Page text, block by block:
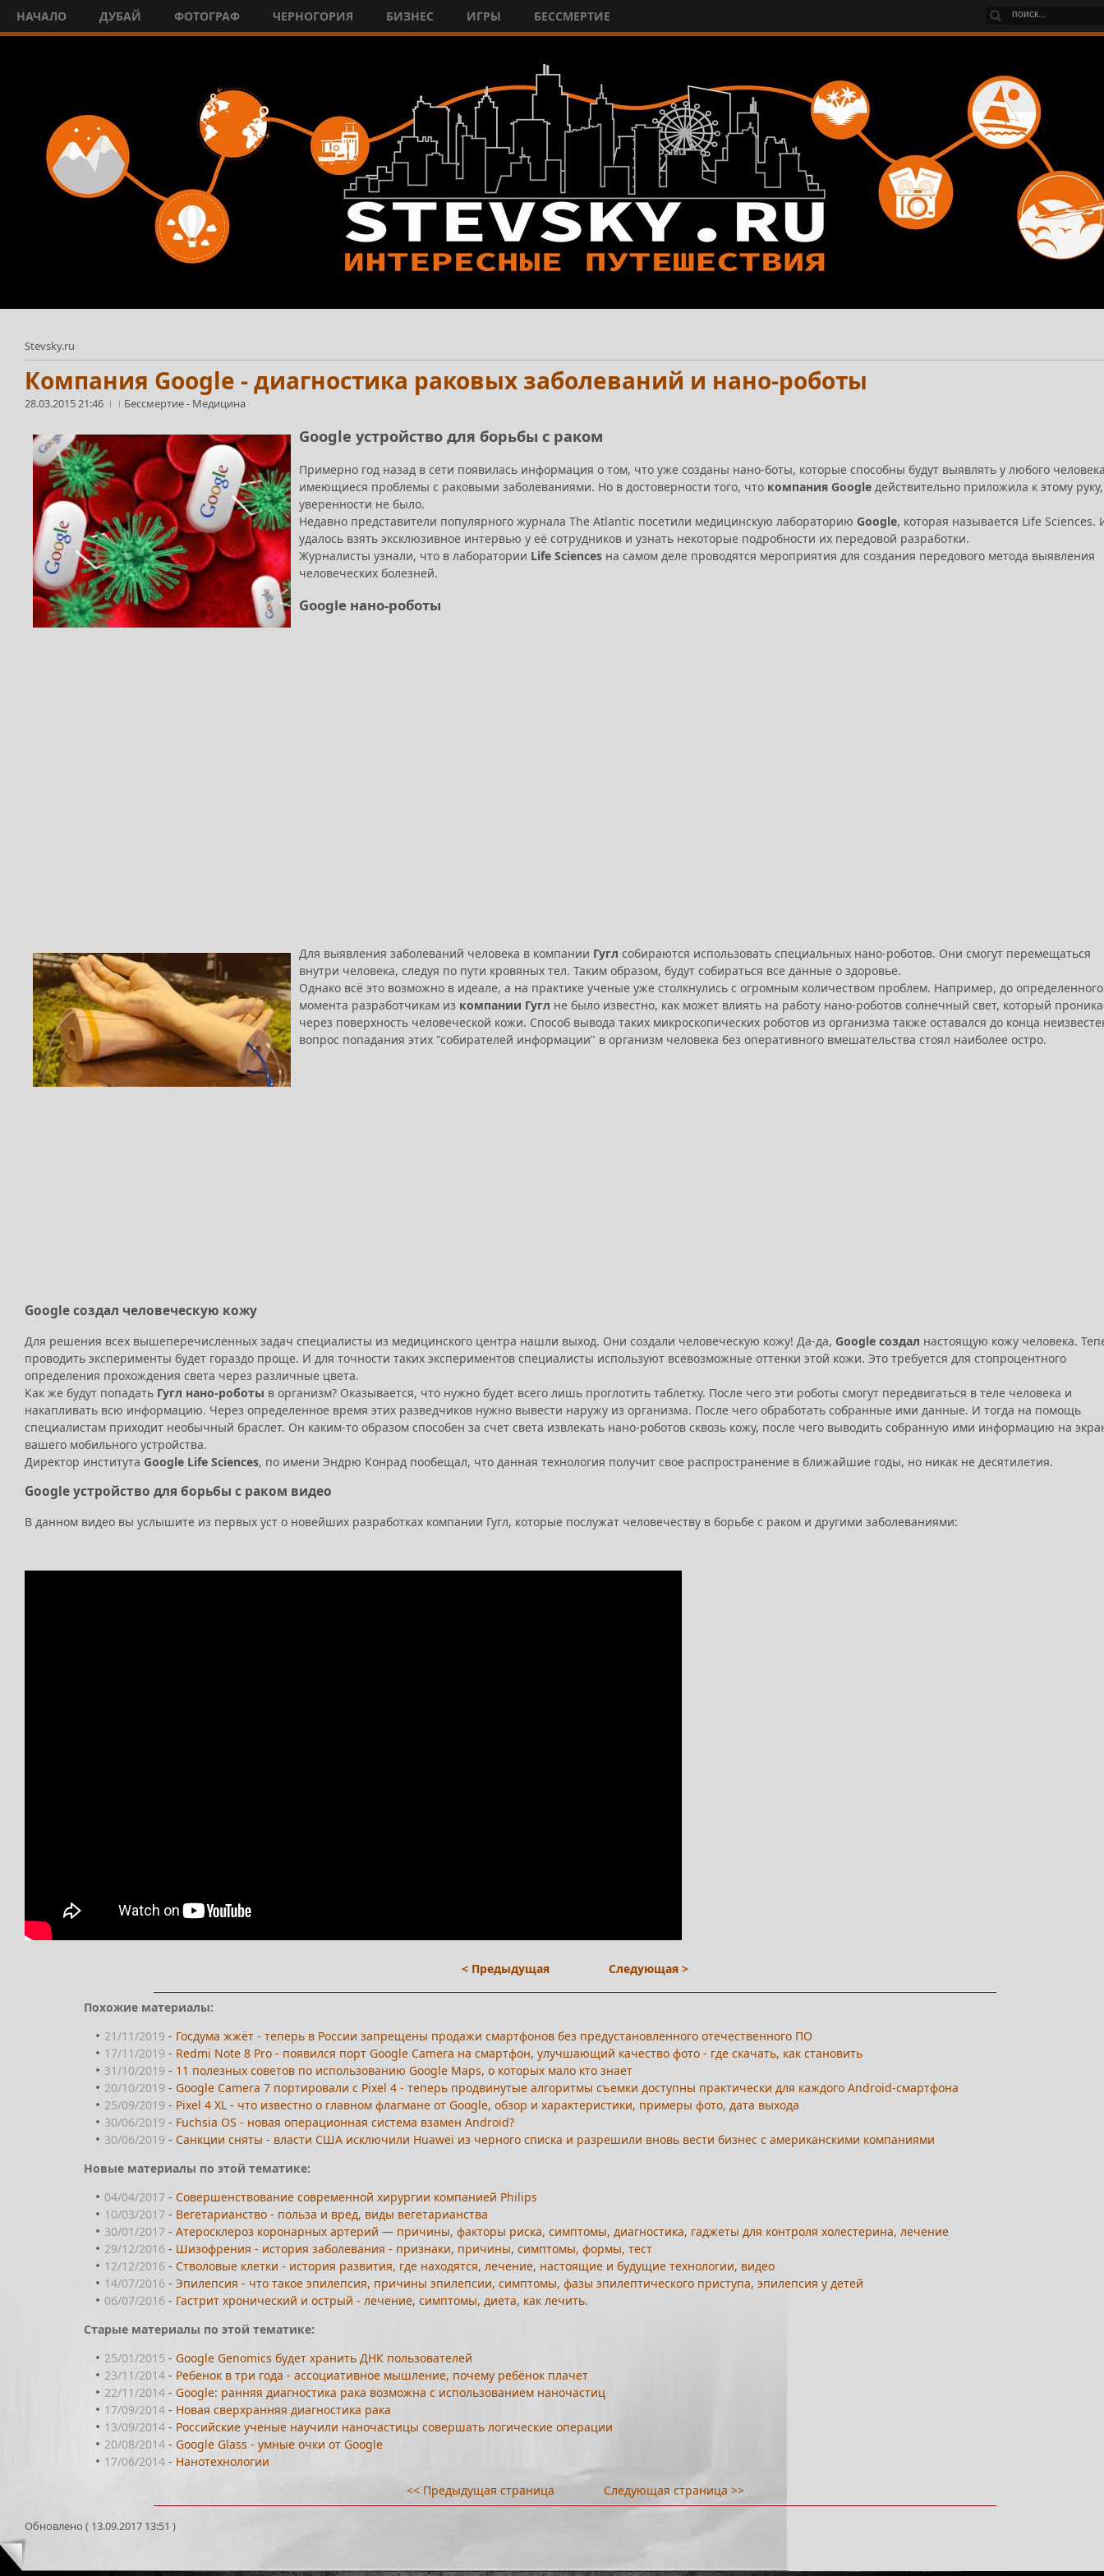
НАЧАЛО ДУБАЙ ФОТОГРАФ ЧЕРНОГОРИЯ БИЗНЕС ИГРЫ БЕССМЕРТИЕ
Stevsky.ru
Компания Google - диагностика раковых заболеваний и нано-роботы
28.03.2015 21:46 Бессмертие- Медицина
Google устройство для борьбы с раком
Примерно год назад в сети появилась информация о том, что уже созданы нано-боты, которые способны будут выявлять у любого
имеющиеся проблемы с раковыми заболеваниями. Но в достоверности того, что компания Google действительно приложила к этому руку,
уверенности не было.
Недавно представители популярного журнала The Atlantic посетили медицинскую лабораторию Google, которая называется Life Sciences.
удалось взять эксклюзивное интервью у её сотрудников и узнать некоторые подробности их передовой разработки.
Журналисты узнали, что в лаборатории Life Sciences на самом деле проводятся мероприятия для создания передового метода выявления
человеческих болезней.
Google нано-роботы
Для выявления заболеваний человека в компании Гугл собираются использовать специальных нано-роботов. Они смогут перемещаться
внутри человека, следуя по пути кровяных тел. Таким образом, будут собираться все данные о здоровье.
Однако всё это возможно в идеале, а на практике ученые уже столкнулись с огромным количеством проблем. Например, до определенного
момента разработчикам из компании Гугл не было известно, как может влиять на работу нано-роботов солнечный свет, который
через поверхность человеческой кожи. Способ вывода таких микроскопических роботов из организма также оставался до конца
вопрос попадания этих "собирателей информации" в организм человека без оперативного вмешательства стоял наиболее остро.
Google создал человеческую кожу
Для решения всех вышеперечисленных задач специалисты из медицинского центра нашли выход. Они создали человеческую кожу! Да-да, Google создал настоящую кожу человека.
проводить эксперименты будет гораздо проще. И для точности таких экспериментов специалисты используют всевозможные оттенки этой кожи. Это требуется для стопроцентного
определения прохождения света через различные цвета.
Как же будут попадать Гугл нано-роботы в организм? Оказывается, что нужно будет всего лишь проглотить таблетку. После чего эти роботы смогут передвигаться в теле человека и
накапливать всю информацию. Через определенное время этих разведчиков нужно вывести наружу из организма. После чего обработать собранные ими данные. И тогда на помощь
специалистам приходит необычный браслет. Он каким-то образом способен за счет света извлекать нано-роботов сквозь кожу, после чего выводить собранную ими информацию на
вашего мобильного устройства.
Директор института Google Life Sciences, по имени Эндрю Конрад пообещал, что данная технология получит свое распространение в ближайшие годы, но никак не десятилетия.
Google устройство для борьбы с раком видео
В данном видео вы услышите из первых уст о новейших разработках компании Гугл, которые послужат человечеству в борьбе с раком и другими заболеваниями:
< Предыдущая Следующая >
Похожие материалы:
21/11/2019 - Госдума жжёт - теперь в России запрещены продажи смартфонов без предустановленного отечественного ПО
17/11/2019 - Redmi Note 8 Pro - появился порт Google Camera на смартфон, улучшающий качество фото - где скачать, как становить
31/10/2019 - 11 полезных советов по использованию Google Maps, о которых мало кто знает
20/10/2019 - Google Camera 7 портировали с Pixel 4 - теперь продвинутые алгоритмы съемки доступны практически для каждого Android-смартфона
25/09/2019 - Pixel 4 XL - что известно о главном флагмане от Google, обзор и характеристики, примеры фото, дата выхода
30/06/2019 - Fuchsia OS - новая операционная система взамен Android?
30/06/2019 - Санкции сняты - власти США исключили Huawei из черного списка и разрешили вновь вести бизнес с американскими компаниями
Новые материалы по этой тематике:
04/04/2017 - Совершенствование современной хирургии компанией Philips
10/03/2017 - Вегетарианство - польза и вред, виды вегетарианства
30/01/2017 - Атеросклероз коронарных артерий — причины, факторы риска, симптомы, диагностика, гаджеты для контроля холестерина, лечение
29/12/2016 - Шизофрения - история заболевания - признаки, причины, симптомы, формы, тест
12/12/2016 - Стволовые клетки - история развития, где находятся, лечение, настоящие и будущие технологии, видео
14/07/2016 - Эпилепсия - что такое эпилепсия, причины эпилепсии, симптомы, фазы эпилептического приступа, эпилепсия у детей
06/07/2016 - Гастрит хронический и острый - лечение, симптомы, диета, как лечить.
Старые материалы по этой тематике:
25/01/2015 - Google Genomics будет хранить ДНК пользователей
23/11/2014 - Ребенок в три года - ассоциативное мышление, почему ребёнок плачет
22/11/2014 - Google: ранняя диагностика рака возможна с использованием наночастиц
17/09/2014 - Новая сверхранняя диагностика рака
13/09/2014 - Российские ученые научили наночастицы совершать логические операции
20/08/2014 - Google Glass - умные очки от Google
17/06/2014 - Нанотехнологии
<< Предыдущая страница
Следующая страница >>
Обновлено ( 13.09.2017 13:51 )